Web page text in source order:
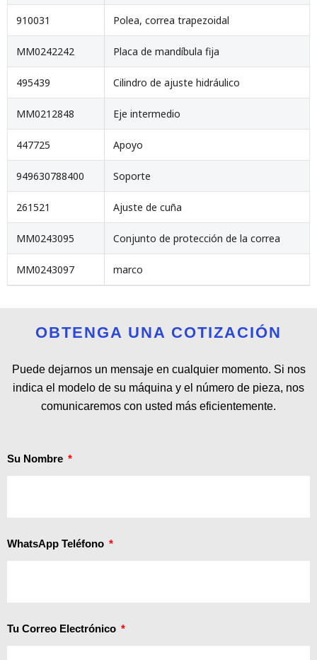
910031 Polea, correa trapezoidal
MM0242242 Placa de mandíbula fija
495439 Cilindro de ajuste hidráulico
MM0212848 Eje intermedio
447725 Apoyo
949630788400 Soporte
261521 Ajuste de cuña
MM0243095 Conjunto de protección de la correa
MM0243097 marco
OBTENGA UNA COTIZACIÓN
Puede dejarnos un mensaje en cualquier momento. Si nos
indica el modelo de su máquina y el número de pieza, nos
comunicaremos con usted más eficientemente.
Su Nombre
WhatsApp Teléfono
Tu Correo Electrónico